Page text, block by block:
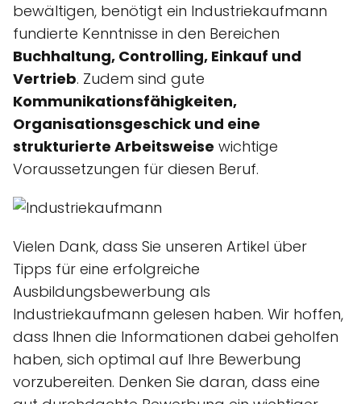
bewältigen, benötigt ein Industriekaufmann
fundierte Kenntnisse in den Bereichen
Buchhaltung, Controlling, Einkauf und
Vertrieb. Zudem sind gute
Kommunikationsfähigkeiten,
Organisationsgeschick und eine
strukturierte Arbeitsweise wichtige
Voraussetzungen für diesen Beruf.
Vielen Dank, dass Sie unseren Artikel über
Tipps für eine erfolgreiche
Ausbildungsbewerbung als
Industriekaufmann gelesen haben. Wir hoffen,
dass Ihnen die Informationen dabei geholfen
haben, sich optimal auf Ihre Bewerbung
vorzubereiten. Denken Sie daran, dass eine